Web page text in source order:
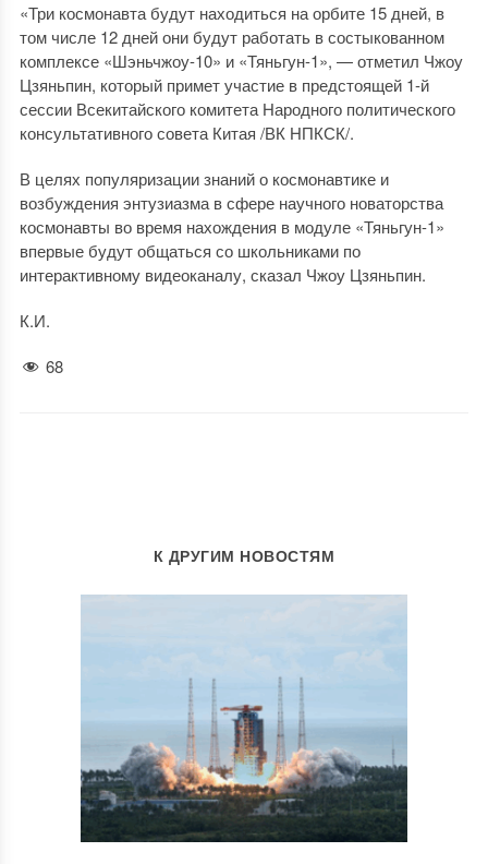
«Три космонавта будут находиться на орбите 15 дней, в
том числе 12 дней они будут работать в состыкованном
комплексе «Шэньчжоу-10» и «Тяньгун-1», — отметил Чжоу
Цзяньпин, который примет участие в предстоящей 1-й
сессии Всекитайского комитета Народного политического
консультативного совета Китая /ВК НПКСК/.
В целях популяризации знаний о космонавтике и
возбуждения энтузиазма в сфере научного новаторства
космонавты во время нахождения в модуле «Тяньгун-1»
впервые будут общаться со школьниками по
интерактивному видеоканалу, сказал Чжоу Цзяньпин.
К.И.
68
К ДРУГИМ НОВОСТЯМ